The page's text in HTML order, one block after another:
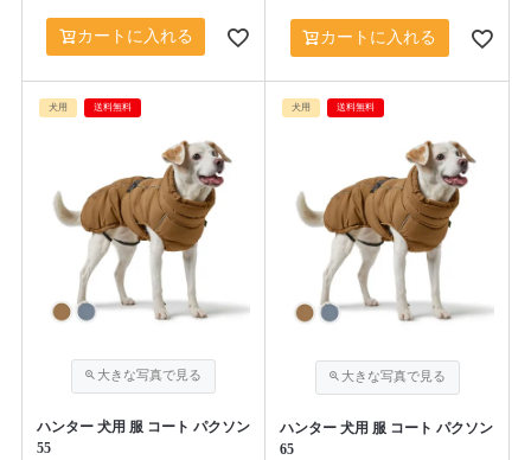
カートに入れる カートに入れる
犬用 送料無料
ハンター 犬用 服 コート パクソン
55
犬用 送料無料
ハンター 犬用 服 コート パクソン
65